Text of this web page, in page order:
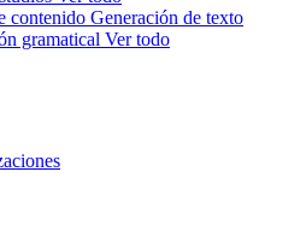
contenido Generación de texto
gramatical Ver todo